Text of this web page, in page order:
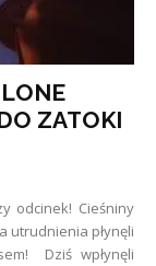
ZATOKI
odcinek! Cieśniny
utrudnienia płynęli
Dziś wpłynęli